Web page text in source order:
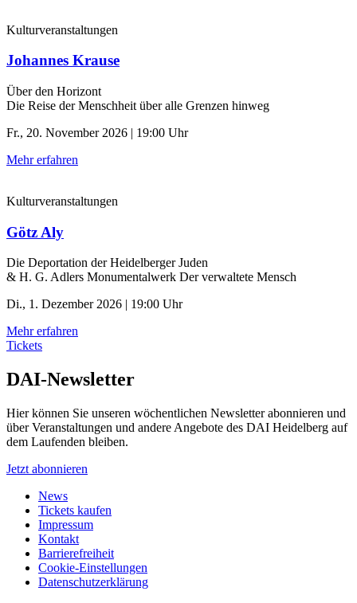
Kulturveranstaltungen
Johannes Krause
Über den Horizont
Die Reise der Menschheit über alle Grenzen hinweg
Fr., 20. November 2026 | 19:00 Uhr
Mehr erfahren
Kulturveranstaltungen
Götz Aly
Die Deportation der ­Heidelberger Juden
& H. G. Adlers Monumentalwerk Der verwaltete Mensch
Di., 1. Dezember 2026 | 19:00 Uhr
Mehr erfahren
Tickets
DAI-Newsletter
Hier können Sie unseren wöchentlichen Newsletter abonnieren und
über Veranstaltungen und andere Angebote des DAI Heidelberg auf
dem Laufenden bleiben.
Jetzt abonnieren
News
Tickets kaufen
Impressum
Kontakt
Barrierefreiheit
Cookie-Einstellungen
Datenschutzerklärung